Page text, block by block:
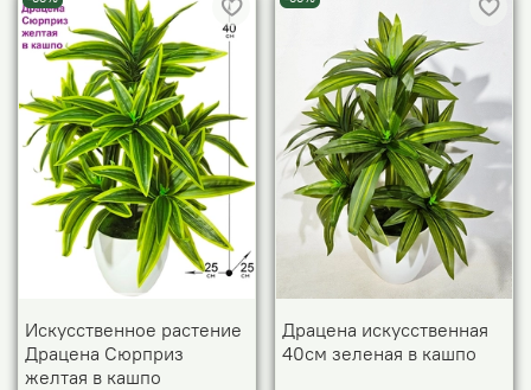
Искусственное растение
Драцена Сюрприз
желтая в кашпо
Драцена искусственная
40см зеленая в кашпо